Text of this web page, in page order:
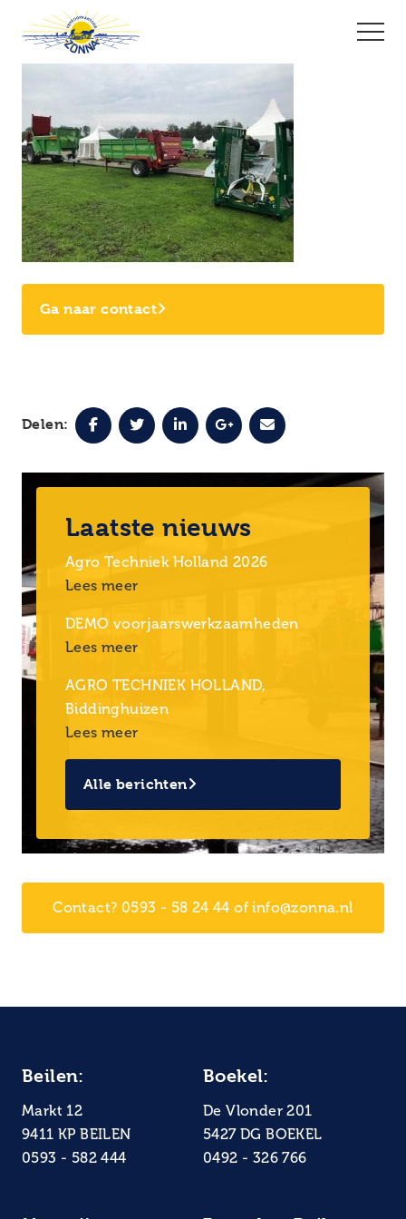
Ga naar contact
Delen:
Laatste nieuws
Agro Techniek Holland 2026
Lees meer
DEMO voorjaarswerkzaamheden
Lees meer
AGRO TECHNIEK HOLLAND,
Biddinghuizen
Lees meer
Alle berichten
Contact? 0593 - 58 24 44 of info@zonna.nl
Beilen:
Markt 12
9411 KP BEILEN
0593 - 582 444
Boekel:
De Vlonder 201
5427 DG BOEKEL
0492 - 326 766